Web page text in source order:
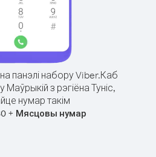
панэлі набору Viber.Каб
Маўрыкій з рэгіёна Туніс,
нумар такім
+ Мясцовы нумар